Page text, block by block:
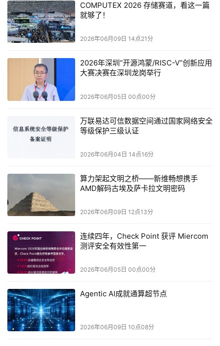
隔壁的三星则直接亮出了下一代HBM5工程原型，将单颗内
存容量拉至80GB，带宽突破4TB/s大关。针对高堆叠内存
长期存在的高热难题，三星本次首发HPB导热块热管理技
术，从封装底层优化散热结构，彻底改善高带宽内存的高温
降频短板。
值得一提的是，三星也是英伟达全新Vera Rubin平台的核心
存储供应商，其新一代内存产品已完成该平台适配，为本轮
SK海力士则走出了差异化的技术路线，除了已经实现量产
的HBM4用于保障极致读写带宽，
本届展会它的核心看点落
不同于HBM堆叠DRAM颗粒的方案，HBF采用垂直堆叠3D
16倍于传统HBM的存储容量，行业普遍以10倍作为直观参
考标准。
COMPUTEX 2026 存储赛道，看这一篇
就够了！
2026年06月09日 14点21分
2026年深圳“开源鸿蒙/RISC-V”创新应用
大赛决赛在深圳龙岗举行
2026年06月05日 00点00分
万联易达可信数据空间通过国家网络安全
等级保护三级认证
2026年06月04日 14点16分
算力架起文明之桥——新维畅想携手
AMD解码古埃及萨卡拉文明密码
2026年06月09日 12点13分
连续四年，Check Point 获评 Miercom
测评安全有效性第一
2026年06月05日 00点00分
Agentic AI成就通算超节点
2026年06月09日 10点08分